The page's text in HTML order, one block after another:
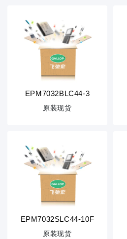
EPM7032BLC44-3
原装现货
EPM7032SLC44-10F
原装现货